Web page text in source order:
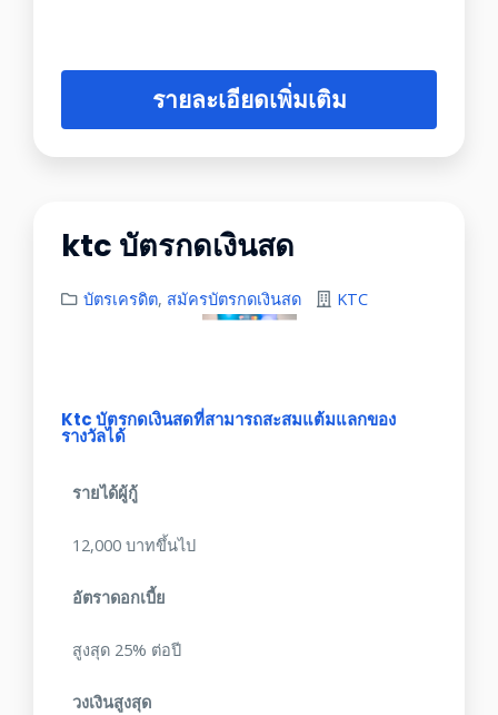
รายละเอียดเพิ่มเติม
ktc บัตรกดเงินสด
บัตรเครดิต, สมัครบัตรกดเงินสด KTC
Ktc บัตรกดเงินสดที่สามารถสะสมแต้มแลกของ
รางวัลได้
รายได้ผู้กู้
12,000 บาทขึ้นไป
อัตราดอกเบี้ย
สูงสุด 25% ต่อปี
วงเงินสูงสุด